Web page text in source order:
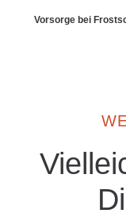
Vorsorge bei